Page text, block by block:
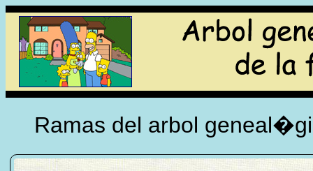
Ramas del arbol